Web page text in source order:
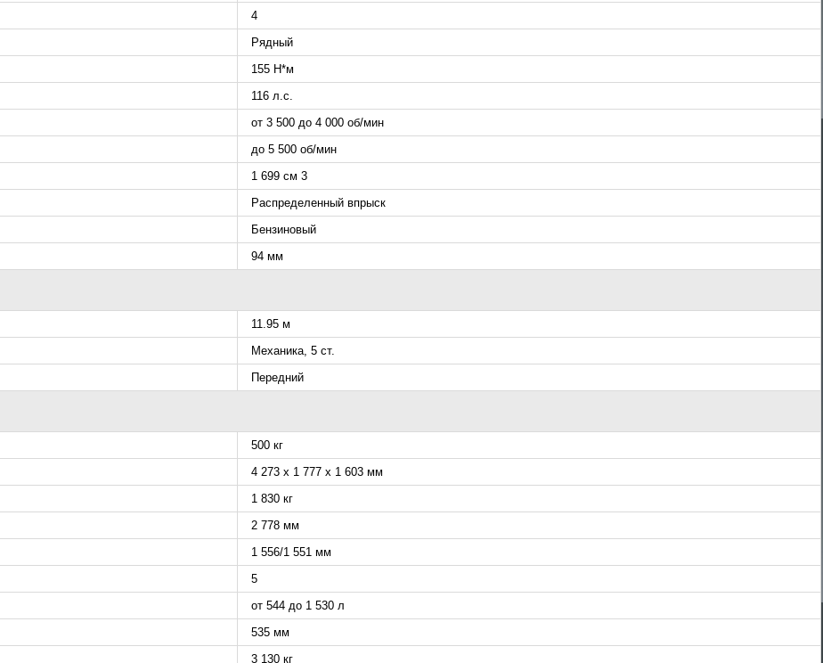
4
Рядный
155 Н*м
116 л.с.
от 3 500 до 4 000 об/мин
до 5 500 об/мин
1 699 см 3
Распределенный впрыск
Бензиновый
94 мм
11.95 м
Механика, 5 ст.
Передний
500 кг
4 273 x 1 777 x 1 603 мм
1 830 кг
2 778 мм
1 556/1 551 мм
5
от 544 до 1 530 л
535 мм
3 130 кг